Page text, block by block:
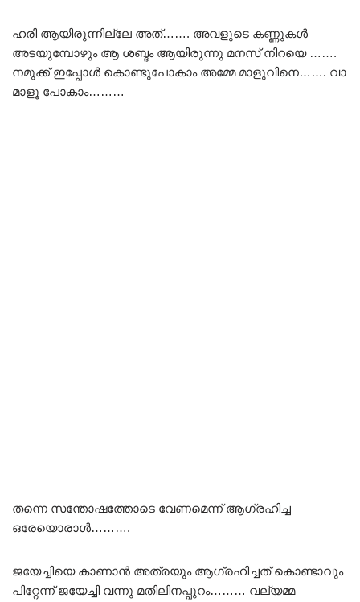
ഹരി ആയിരുന്നില്ലേ അത്……. അവളുടെ കണ്ണുകൾ
അടയുമ്പോഴും ആ ശബ്ദം ആയിരുന്നു മനസ് നിറയെ …….
നമുക്ക് ഇപ്പോൾ കൊണ്ടുപോകാം അമ്മേ മാളുവിനെ……. വാ
മാളൂ പോകാം………
തന്നെ സന്തോഷത്തോടെ വേണമെന്ന് ആഗ്രഹിച്ച
ഒരേയൊരാൾ……….
ജയേച്ചിയെ കാണാൻ അത്രയും ആഗ്രഹിച്ചത് കൊണ്ടാവും
പിറ്റേന്ന് ജയേച്ചി വന്നു മതിലിനപ്പുറം……… വല്യമ്മ